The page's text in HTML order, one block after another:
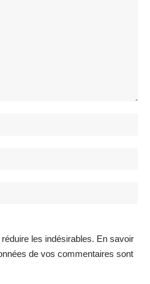
les indésirables. En savoir
de vos commentaires sont